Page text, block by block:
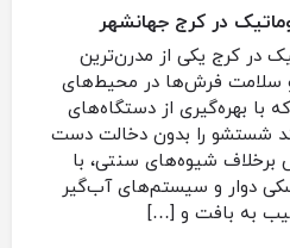
در کرج جهانشهر
در کرج یکی از مدرن‌ترین
سلامت فرش‌ها در محیط‌های
بهره‌گیری از دستگاه‌های
شستشو را بدون دخالت دست
برخلاف شیوه‌های سنتی، با
دوار و سیستم‌های آب‌گیر
به بافت و […]